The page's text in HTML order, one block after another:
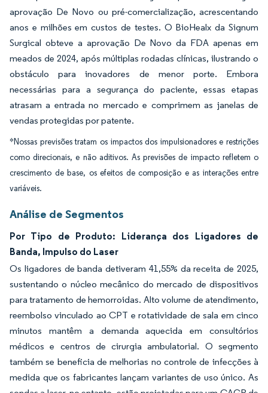
aprovação De Novo ou pré-comercialização, acrescentando
anos e milhões em custos de testes. O BioHealx da Signum
Surgical obteve a aprovação De Novo da FDA apenas em
meados de 2024, após múltiplas rodadas clínicas, ilustrando o
obstáculo para inovadores de menor porte. Embora
necessárias para a segurança do paciente, essas etapas
atrasam a entrada no mercado e comprimem as janelas de
vendas protegidas por patente.
*Nossas previsões tratam os impactos dos impulsionadores e restrições
como direcionais, e não aditivos. As previsões de impacto refletem o
crescimento de base, os efeitos de composição e as interações entre
variáveis.
Análise de Segmentos
Por Tipo de Produto: Liderança dos Ligadores de
Banda, Impulso do Laser
Os ligadores de banda detiveram 41,55% da receita de 2025,
sustentando o núcleo mecânico do mercado de dispositivos
para tratamento de hemorroidas. Alto volume de atendimento,
reembolso vinculado ao CPT e rotatividade de sala em cinco
minutos mantêm a demanda aquecida em consultórios
médicos e centros de cirurgia ambulatorial. O segmento
também se beneficia de melhorias no controle de infecções à
medida que os fabricantes lançam variantes de uso único. As